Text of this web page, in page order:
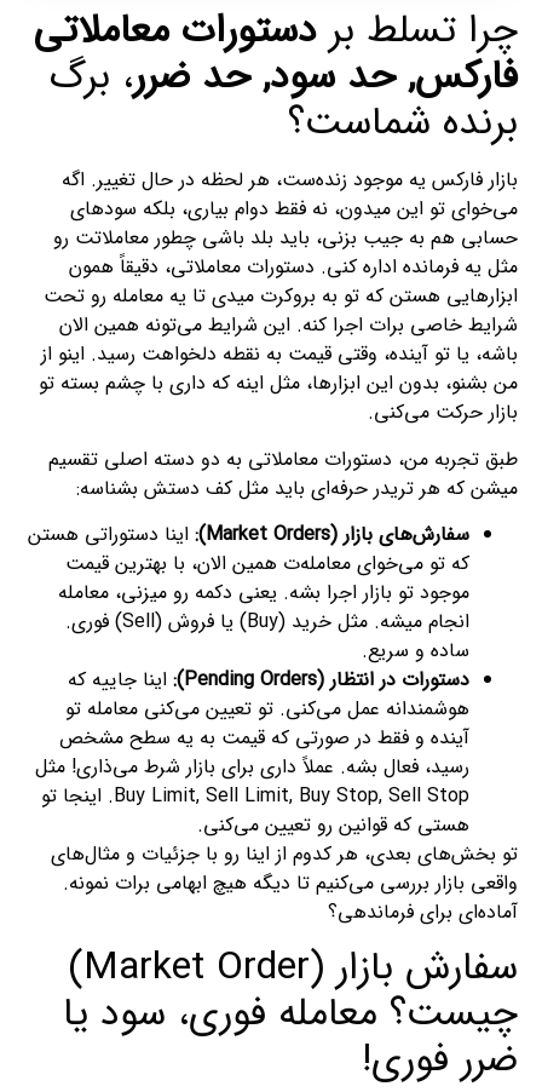
چرا تسلط بر دستورات معاملاتی
فارکس, حد سود, حد ضرر، برگ
برنده شماست؟
بازار فارکس یه موجود زنده‌ست، هر لحظه در حال تغییر. اگه
می‌خوای تو این میدون، نه فقط دوام بیاری، بلکه سودهای
حسابی هم به جیب بزنی، باید بلد باشی چطور معاملاتت رو
مثل یه فرمانده اداره کنی. دستورات معاملاتی، دقیقاً همون
ابزارهایی هستن که تو به بروکرت میدی تا یه معامله رو تحت
شرایط خاصی برات اجرا کنه. این شرایط می‌تونه همین الان
باشه، یا تو آینده، وقتی قیمت به نقطه دلخواهت رسید. اینو از
من بشنو، بدون این ابزارها، مثل اینه که داری با چشم بسته تو
بازار حرکت می‌کنی.
طبق تجربه من، دستورات معاملاتی به دو دسته اصلی تقسیم
میشن که هر تریدر حرفه‌ای باید مثل کف دستش بشناسه:
سفارش‌های بازار (Market Orders):
اینا دستوراتی هستن
که تو می‌خوای معامله‌ت همین الان، با بهترین قیمت
موجود تو بازار اجرا بشه. یعنی دکمه رو میزنی، معامله
انجام میشه. مثل خرید (Buy) یا فروش (Sell) فوری.
ساده و سریع.
دستورات در انتظار (Pending Orders):
اینا جاییه که
هوشمندانه عمل می‌کنی. تو تعیین می‌کنی معامله تو
آینده و فقط در صورتی که قیمت به یه سطح مشخص
رسید، فعال بشه. عملاً داری برای بازار شرط می‌ذاری! مثل
Buy Limit, Sell Limit, Buy Stop, Sell Stop. اینجا تو
هستی که قوانین رو تعیین می‌کنی.
تو بخش‌های بعدی، هر کدوم از اینا رو با جزئیات و مثال‌های
واقعی بازار بررسی می‌کنیم تا دیگه هیچ ابهامی برات نمونه.
آماده‌ای برای فرماندهی؟
سفارش بازار (Market Order)
چیست؟ معامله فوری، سود یا
ضرر فوری!